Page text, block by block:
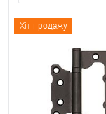
Хіт продажу